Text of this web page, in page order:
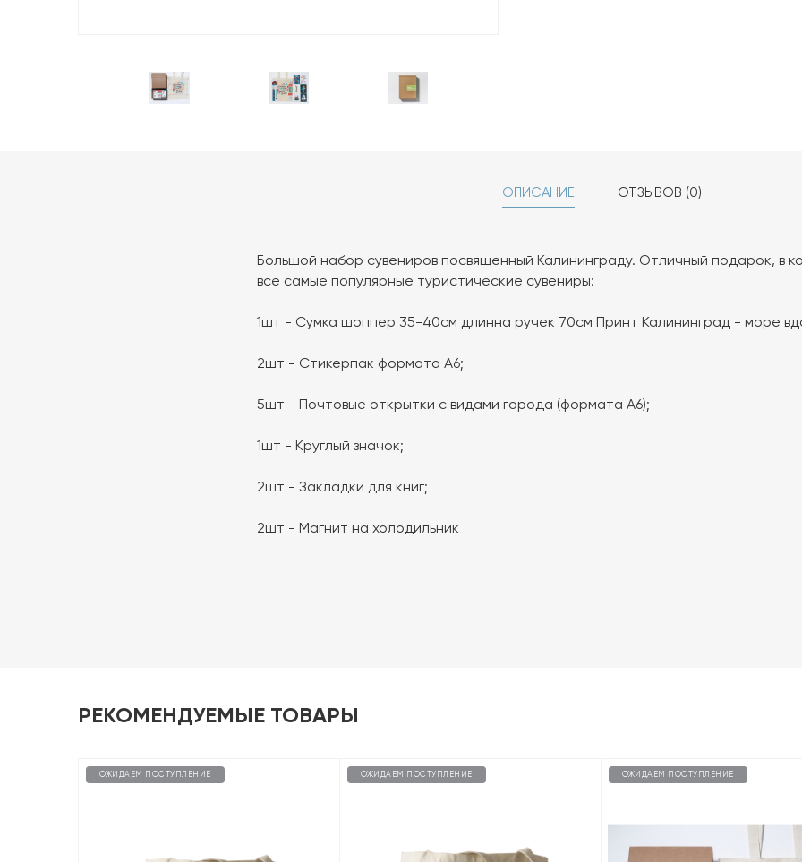
ОПИСАНИЕ ОТЗЫВОВ (0)
Большой набор сувениров посвященный Калининграду. Отличный подарок, в
все самые популярные туристические сувениры:
1шт - Сумка шоппер 35-40см длинна ручек 70см Принт Калининград - море
2шт - Стикерпак формата А6;
5шт - Почтовые открытки с видами города (формата А6);
1шт - Круглый значок;
2шт - Закладки для книг;
2шт - Магнит на холодильник
РЕКОМЕНДУЕМЫЕ ТОВАРЫ
ОЖИДАЕМ ПОСТУПЛЕНИЕ ОЖИДАЕМ ПОСТУПЛЕНИЕ ОЖИДАЕМ ПОСТУПЛЕНИЕ